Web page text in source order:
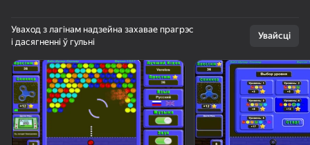
у якія гуляюць
«не гуляе»
Паглядзець
Уваход з лагінам надзейна захавае прагрэс
і дасягненні ў гульні
Увайсці